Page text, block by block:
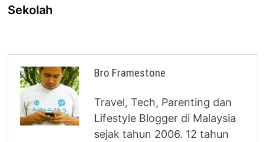
Sekolah
Bro Framestone
Travel, Tech, Parenting dan
Lifestyle Blogger di Malaysia
sejak tahun 2006. 12 tahun